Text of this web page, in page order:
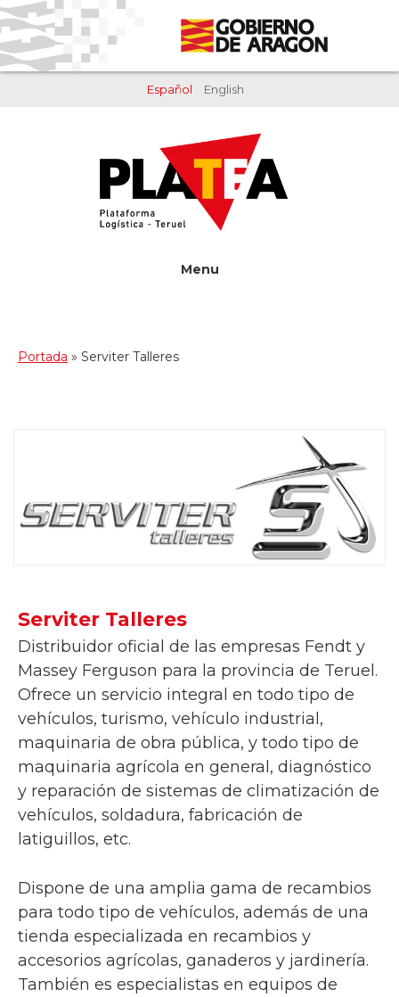
Saltar
al
contenido
Saltar
al
pie
Español English
Menu
Portada » Serviter Talleres
Serviter Talleres
Distribuidor oficial de las empresas Fendt y
Massey Ferguson para la provincia de Teruel.
Ofrece un servicio integral en todo tipo de
vehículos, turismo, vehículo industrial,
maquinaria de obra pública, y todo tipo de
maquinaria agrícola en general, diagnóstico
y reparación de sistemas de climatización de
vehículos, soldadura, fabricación de
latiguillos, etc.
Dispone de una amplia gama de recambios
para todo tipo de vehículos, además de una
tienda especializada en recambios y
accesorios agrícolas, ganaderos y jardinería.
También es especialistas en equipos de